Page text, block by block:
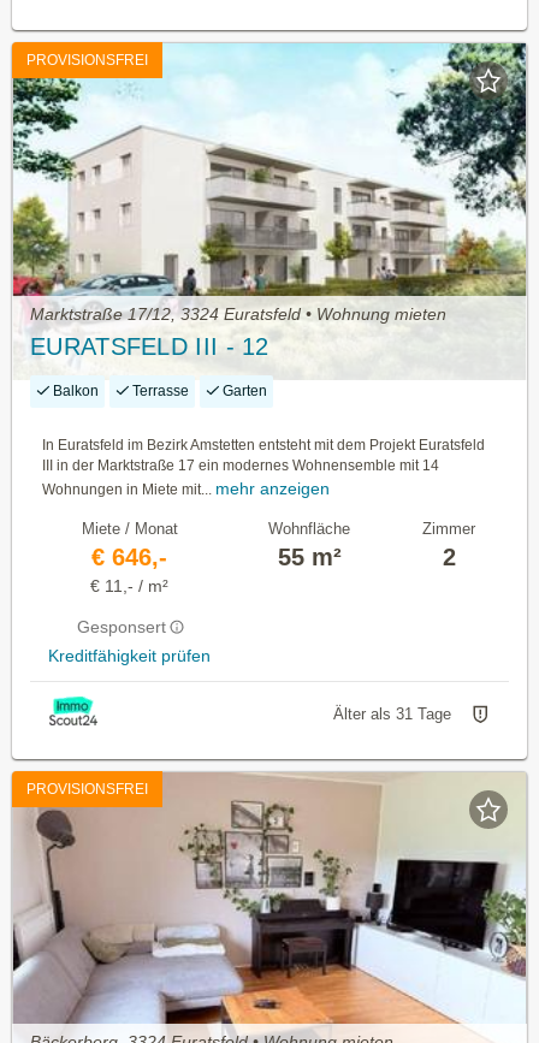
PROVISIONSFREI
Marktstraße 17/12, 3324 Euratsfeld • Wohnung mieten
EURATSFELD III - 12
Balkon Terrasse Garten
In Euratsfeld im Bezirk Amstetten entsteht mit dem Projekt Euratsfeld
III in der Marktstraße 17 ein modernes Wohnensemble mit 14
Wohnungen in Miete mit...
mehr anzeigen
Miete / Monat
€ 646,-
€ 11,- / m²
Gesponsert
Kreditfähigkeit prüfen
Wohnfläche
55 m²
Zimmer
2
Älter als 31 Tage
PROVISIONSFREI